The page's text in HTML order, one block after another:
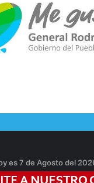
es 7 de Agosto del